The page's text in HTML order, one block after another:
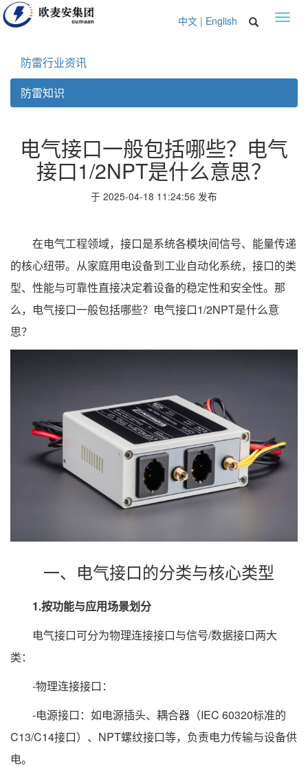
中文 | English
防雷行业资讯
防雷知识
电气接口一般包括哪些？电气
接口1/2NPT是什么意思？
于 2025-04-18 11:24:56 发布
在电气工程领域，接口是系统各模块间信号、能量传递
的核心纽带。从家庭用电设备到工业自动化系统，接口的类
型、性能与可靠性直接决定着设备的稳定性和安全性。那
么，电气接口一般包括哪些？电气接口1/2NPT是什么意
思？
一、电气接口的分类与核心类型
1.按功能与应用场景划分
电气接口可分为物理连接接口与信号/数据接口两大
类：
-物理连接接口：
-电源接口：如电源插头、耦合器（IEC 60320标准的
C13/C14接口）、NPT螺纹接口等，负责电力传输与设备供
电。